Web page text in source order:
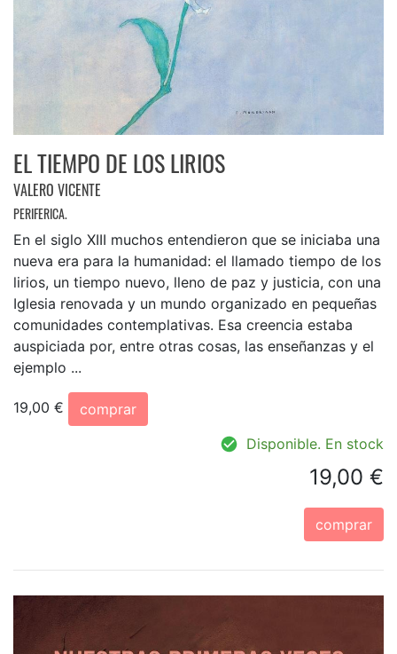
EL TIEMPO DE LOS LIRIOS
VALERO VICENTE
PERIFERICA.
En el siglo XIII muchos entendieron que se iniciaba una
nueva era para la humanidad: el llamado tiempo de los
lirios, un tiempo nuevo, lleno de paz y justicia, con una
Iglesia renovada y un mundo organizado en pequeñas
comunidades contemplativas. Esa creencia estaba
auspiciada por, entre otras cosas, las enseñanzas y el
ejemplo ...
19,00 €
comprar
Disponible. En stock
19,00 €
comprar